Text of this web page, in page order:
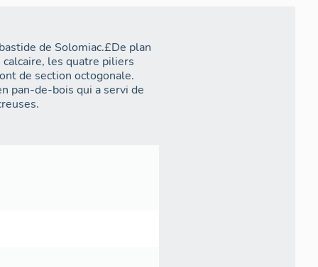
de Solomiac.£De plan
les quatre piliers
de section octogonale.
pan-de-bois qui a servi de